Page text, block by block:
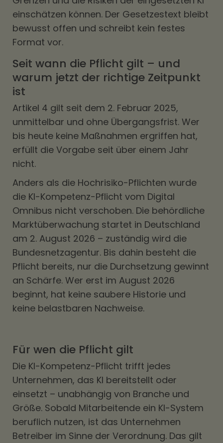
einschätzen können. Der Gesetzestext bleibt
bewusst offen und schreibt kein festes
Format vor.
Seit wann die Pflicht gilt – und
warum jetzt der richtige Zeitpunkt
ist
Artikel 4 gilt seit dem 2. Februar 2025,
unmittelbar und ohne Übergangsfrist. Wer
bis heute keine Maßnahmen ergriffen hat,
erfüllt die Vorgabe seit über einem Jahr
nicht.
Anders als die Hochrisiko-Pflichten wurde
die KI-Kompetenz-Pflicht vom Digital
Omnibus nicht verschoben. Die behördliche
Marktüberwachung startet in Deutschland
am 2. August 2026 – zuständig wird die
Bundesnetzagentur. Bis dahin besteht die
Pflicht bereits, nur die Durchsetzung gewinnt
an Schärfe. Wer erst im August 2026
beginnt, hat keine saubere Historie und
keine belastbaren Nachweise.
Für wen die Pflicht gilt
Die KI-Kompetenz-Pflicht trifft jedes
Unternehmen, das KI bereitstellt oder
einsetzt – unabhängig von Branche und
Größe. Sobald Mitarbeitende ein KI-System
beruflich nutzen, ist das Unternehmen
Betreiber im Sinne der Verordnung. Das gilt